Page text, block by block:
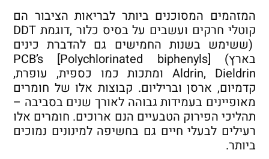
המזהמים המסוכנים ביותר לבריאות הציבור הם
קוטלי חרקים ועשבים על בסיס כלור ,דוגמת DDT
(ששימש בשנות החמישים גם להדברת כינים
בארץ) PCB’s [Polychlorinated biphenyls]
Aldrin, Dieldrin ומתכות כמו כספית, עופרת,
קדמיום, ארסן ובריליום. קבוצות אלו של חומרים
מאופיינים בעמידות גבוהה לאורך שנים בסביבה –
תהליכי הפירוק הטבעיים הנם ארוכים. חומרים אלו
רעילים לבעלי חיים גם בחשיפה למינונים נמוכים
ביותר.